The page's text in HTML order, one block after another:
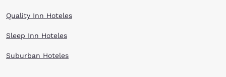
Quality Inn Hoteles
Sleep Inn Hoteles
Suburban Hoteles